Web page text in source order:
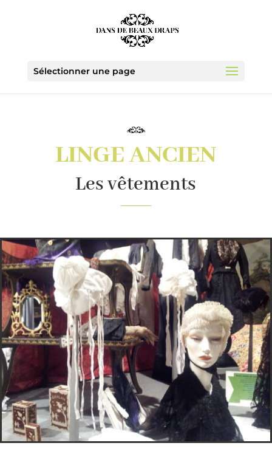
Sélectionner une page
LINGE ANCIEN
Les vêtements